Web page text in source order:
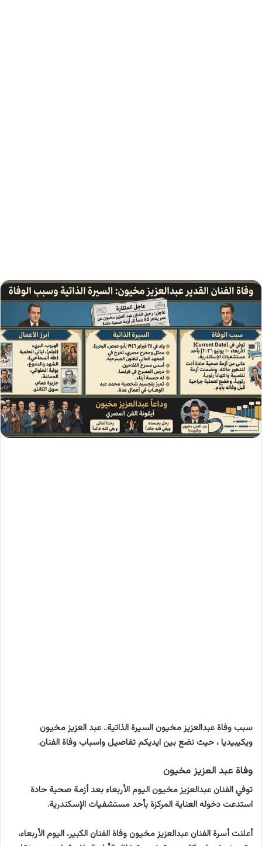
سبب وفاة عبدالعزيز مخيون السيرة الذاتية.. عبد العزيز مخيون
ويكيبيديا ، حيث نضع بين ايديكم تفاصيل واسباب وفاة الفنان.
وفاة عبد العزيز مخيون
توفي الفنان عبدالعزيز مخيون اليوم الأربعاء بعد أزمة صحية حادة
استدعت دخوله العناية المركزة بأحد مستشفيات الإسكندرية.
أعلنت أسرة الفنان عبدالعزيز مخيون وفاة الفنان الكبير، اليوم الأربعاء،